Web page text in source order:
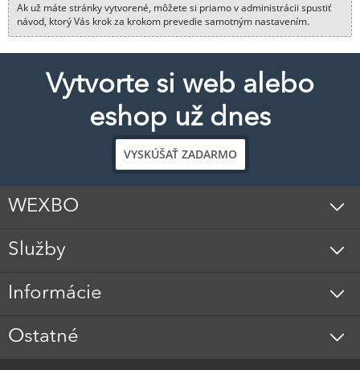
Ak už máte stránky vytvorené, môžete si priamo v administrácii spustiť
návod, ktorý Vás krok za krokom prevedie samotným nastavením.
Vytvorte si web alebo
eshop už dnes
VYSKÚŠAŤ ZADARMO
WEXBO
Služby
Informácie
Ostatné